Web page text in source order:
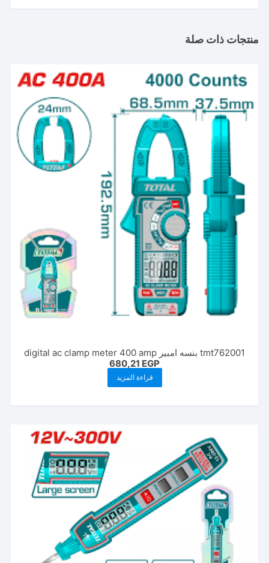
منتجات ذات صلة
tmt762001 بنسه امبير digital ac clamp meter 400 amp
680,21 EGP
قراءة المزيد